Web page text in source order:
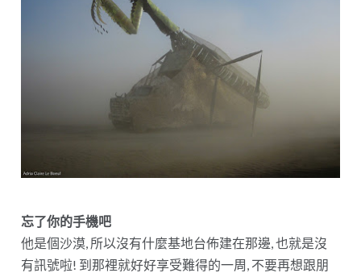
忘了你的手機吧
他是個沙漠, 所以沒有什麼基地台佈建在那邊, 也就是沒
有訊號啦! 到那裡就好好享受難得的一周, 不要再想跟朋